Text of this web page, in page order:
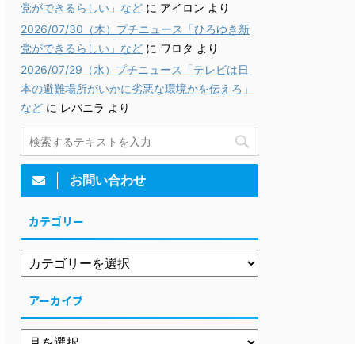
党ができるらしい」など に アイロン より
2026/07/30（木）プチニュース「ひろゆき新
党ができるらしい」など に ワロタ より
2026/07/29（水）プチニュース「テレビは日
本の避難場所がいかに劣悪な環境かを伝えろ」
など に レバニラ より
お問い合わせ
カテゴリー
アーカイブ